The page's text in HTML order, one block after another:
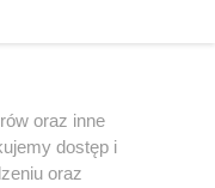
oraz inne
dostęp i
oraz